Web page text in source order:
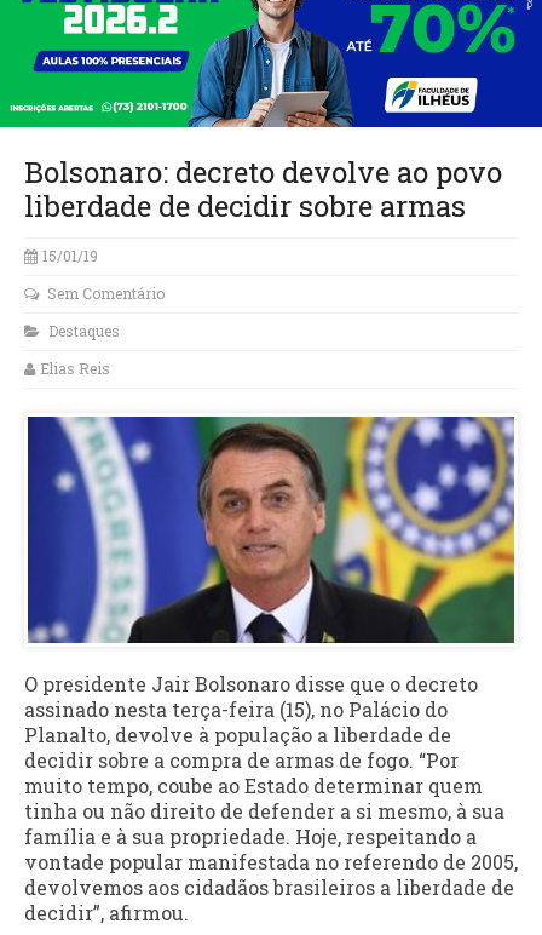
Bolsonaro: decreto devolve ao povo
liberdade de decidir sobre armas
15/01/19
Sem Comentário
Destaques
Elias Reis
O presidente Jair Bolsonaro disse que o decreto
assinado nesta terça-feira (15), no Palácio do
Planalto, devolve à população a liberdade de
decidir sobre a compra de armas de fogo. “Por
muito tempo, coube ao Estado determinar quem
tinha ou não direito de defender a si mesmo, à sua
família e à sua propriedade. Hoje, respeitando a
vontade popular manifestada no referendo de 2005,
devolvemos aos cidadãos brasileiros a liberdade de
decidir”, afirmou.